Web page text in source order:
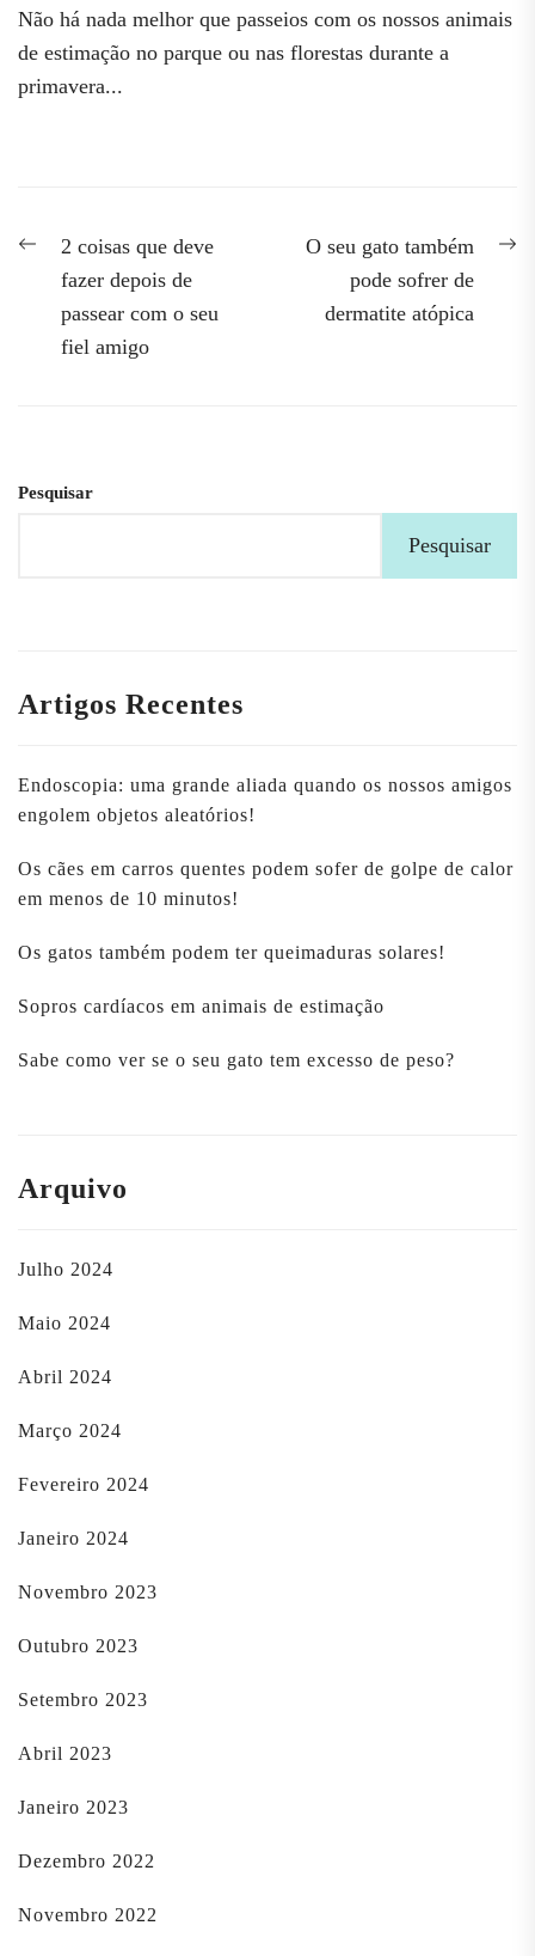
Não há nada melhor que passeios com os nossos animais
de estimação no parque ou nas florestas durante a
primavera...
Navegação
artigos
Previous2 coisas que deve
fazer depois de
passear com o seu
fiel amigo
O seu gato também
pode sofrer de
dermatite atópica
Pesquisar
Pesquisar
Artigos Recentes
Endoscopia: uma grande aliada quando os nossos amigos
engolem objetos aleatórios!
Os cães em carros quentes podem sofer de golpe de calor
em menos de 10 minutos!
Os gatos também podem ter queimaduras solares!
Sopros cardíacos em animais de estimação
Sabe como ver se o seu gato tem excesso de peso?
Arquivo
Julho 2024
Maio 2024
Abril 2024
Março 2024
Fevereiro 2024
Janeiro 2024
Novembro 2023
Outubro 2023
Setembro 2023
Abril 2023
Janeiro 2023
Dezembro 2022
Novembro 2022